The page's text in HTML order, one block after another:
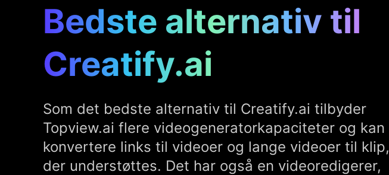
Bedste alternativ til
Creatify.ai
Som det bedste alternativ til Creatify.ai tilbyder
Topview.ai flere videogeneratorkapaciteter og kan
konvertere links til videoer og lange videoer til klip,
der understøttes. Det har også en videoredigerer,